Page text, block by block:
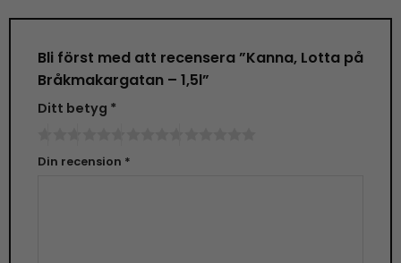
Bli först med att recensera ”Kanna, Lotta på
Bråkmakargatan – 1,5l”
Ditt betyg *
Din recension *